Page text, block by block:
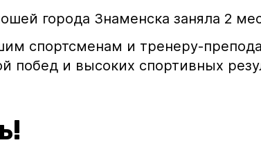
города Знаменска заняла 2
спортсменам и тренеру-
побед и высоких спортивных